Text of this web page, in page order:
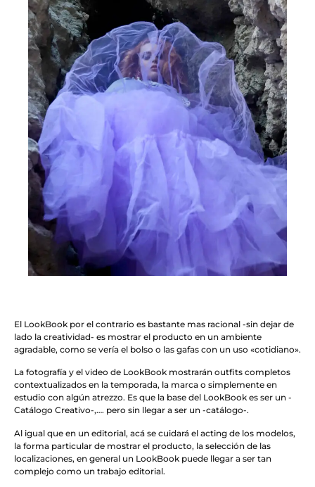
El LookBook por el contrario es bastante mas racional -sin dejar de
lado la creatividad- es mostrar el producto en un ambiente
agradable, como se vería el bolso o las gafas con un uso «cotidiano».
La fotografía y el video de LookBook mostrarán outfits completos
contextualizados en la temporada, la marca o simplemente en
estudio con algún atrezzo. Es que la base del LookBook es ser un -
Catálogo Creativo-,…. pero sin llegar a ser un -catálogo-.
Al igual que en un editorial, acá se cuidará el acting de los modelos,
la forma particular de mostrar el producto, la selección de las
localizaciones, en general un LookBook puede llegar a ser tan
complejo como un trabajo editorial.